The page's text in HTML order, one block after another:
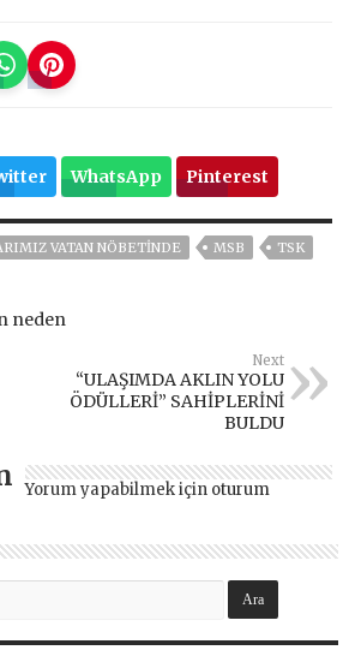
WhatsApp Pinterest
VATAN NÖBETINDE MSB TSK
neden
Next
“ULAŞIMDA AKLIN YOLU
ÖDÜLLERİ” SAHİPLERİNİ
BULDU
Yorum yapabilmek için oturum